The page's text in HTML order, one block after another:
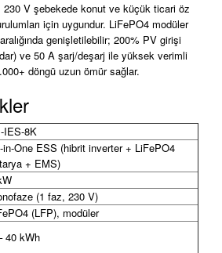
V şebekede konut ve küçük ticari öz
için uygundur. LiFePO4 modüler
aralığında genişletilebilir; 200% PV girişi
ve 50 A şarj/deşarj ile yüksek verimli
döngü uzun ömür sağlar.
IES-8K
in-One ESS (hibrit inverter + LiFePO4
+ EMS)
(1 faz, 230 V)
(LFP), modüler
40 kWh